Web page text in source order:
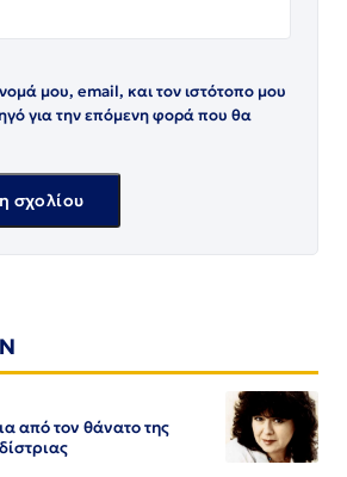
μου, email, και τον ιστότοπο μου
για την επόμενη φορά που θα
από τον θάνατο της